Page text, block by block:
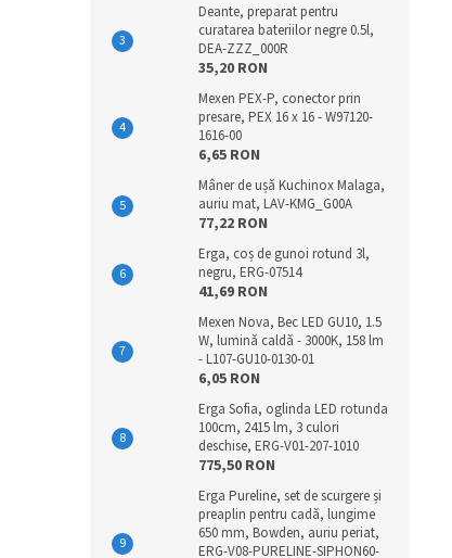
Deante, preparat pentru
curatarea bateriilor negre 0.5l,
DEA-ZZZ_000R
35,20 RON
Mexen PEX-P, conector prin
presare, PEX 16 x 16 - W97120-
1616-00
6,65 RON
Mâner de ușă Kuchinox Malaga,
auriu mat, LAV-KMG_G00A
77,22 RON
Erga, coș de gunoi rotund 3l,
negru, ERG-07514
41,69 RON
Mexen Nova, Bec LED GU10, 1.5
W, lumină caldă - 3000K, 158 lm
- L107-GU10-0130-01
6,05 RON
Erga Sofia, oglinda LED rotunda
100cm, 2415 lm, 3 culori
deschise, ERG-V01-207-1010
775,50 RON
Erga Pureline, set de scurgere și
preaplin pentru cadă, lungime
650 mm, Bowden, auriu periat,
ERG-V08-PURELINE-SIPHON60-